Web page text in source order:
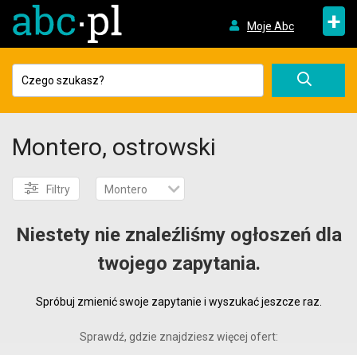
Moje Abc +
Montero, ostrowski
Filtry Montero
Niestety nie znaleźliśmy ogłoszeń dla
twojego zapytania.
Spróbuj zmienić swoje zapytanie i wyszukać jeszcze raz.
Sprawdź, gdzie znajdziesz więcej ofert: